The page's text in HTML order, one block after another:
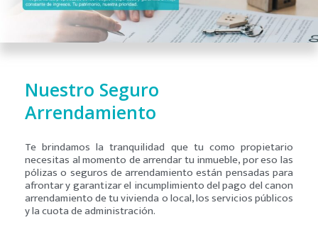
Nuestro Seguro
Arrendamiento
Te brindamos la tranquilidad que tu como propietario
necesitas al momento de arrendar tu inmueble, por eso las
pólizas o seguros de arrendamiento están pensadas para
afrontar y garantizar el incumplimiento del pago del canon
arrendamiento de tu vivienda o local, los servicios públicos
y la cuota de administración.